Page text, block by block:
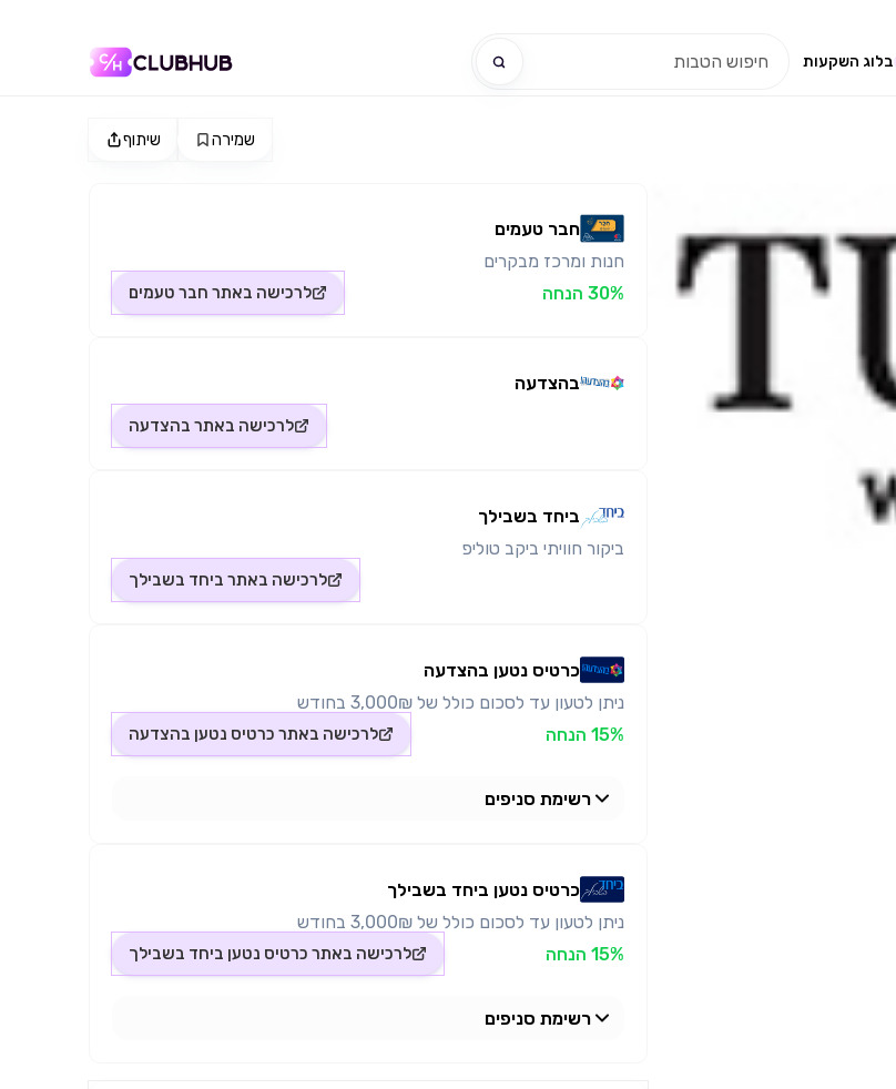
בלוג השקעות
שיתוף שמירה
חבר טעמים
חנות ומרכז מבקרים
30% הנחה
לרכישה באתר חבר טעמים
בהצדעה
לרכישה באתר בהצדעה
ביחד בשבילך
ביקור חוויתי ביקב טוליפ
לרכישה באתר ביחד בשבילך
כרטיס נטען בהצדעה
ניתן לטעון עד לסכום כולל של 3,000₪ בחודש
15% הנחה
לרכישה באתר כרטיס נטען בהצדעה
רשימת סניפים
כרטיס נטען ביחד בשבילך
ניתן לטעון עד לסכום כולל של 3,000₪ בחודש
15% הנחה
לרכישה באתר כרטיס נטען ביחד בשבילך
רשימת סניפים